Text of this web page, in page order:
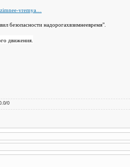
zimnee-vremya
безопасности надорогахвзимнеевремя".
движения.
/0